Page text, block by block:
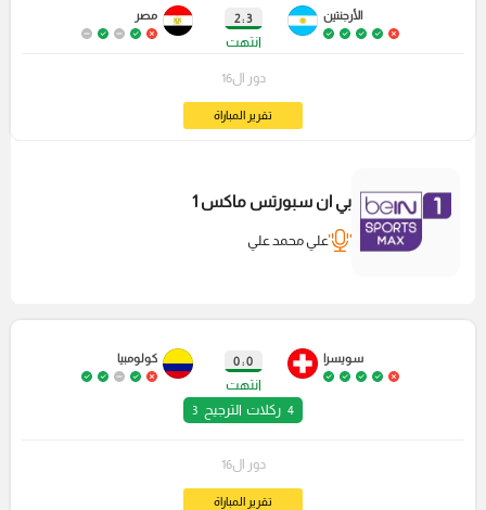
الأرجنتين 3 : 2
انتهت
مصر
دور ال16
تقرير المباراة
بي ان سبورتس ماكس 1
علي محمد علي
4 ركلات الترجيح 3
سويسرا 0 : 0
انتهت
كولومبيا
دور ال16
تقرير المباراة